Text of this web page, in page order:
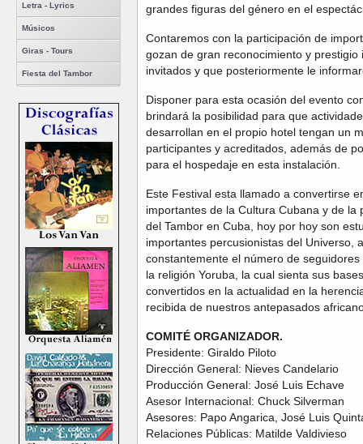
Letra - Lyrics
Músicos
Giras - Tours
Fiesta del Tambor
grandes figuras del género en el
Contaremos con la participación de
gozan de gran reconocimiento y
invitados y que posteriormente le
Disponer para esta ocasión del evento
brindará la posibilidad para que
desarrollan en el propio hotel tengan un
participantes y acreditados, además de
para el hospedaje en esta instalación.
Este Festival esta llamado a convertirse
importantes de la Cultura Cubana y de
del Tambor en Cuba, hoy por hoy son
importantes percusionistas del Universo,
constantemente el número de
la religión Yoruba, la cual sienta sus
convertidos en la actualidad en la
recibida de nuestros antepasados
COMITÉ ORGANIZADOR.
Presidente: Giraldo Piloto
Dirección General: Nieves Candelario
Producción General: José Luis Echave
Asesor Internacional: Chuck Silverman
Asesores: Papo Angarica, José Luis
Relaciones Públicas: Matilde Valdivieso